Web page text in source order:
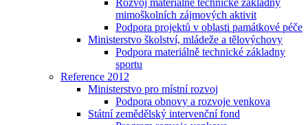
Rozvoj materiálně technické základny
mimoškolních zájmových aktivit
Podpora projektů v oblasti památkové péče
Ministerstvo školství, mládeže a tělovýchovy
Podpora materiálně technické základny
sportu
Reference 2012
Ministerstvo pro místní rozvoj
Podpora obnovy a rozvoje venkova
Státní zemědělský intervenční fond